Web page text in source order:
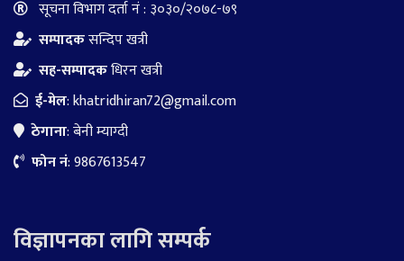
सूचना विभाग दर्ता नं : ३०३०/२०७८-७९
सम्पादकसन्दिप खत्री
सह-सम्पादकधिरन खत्री
ई-मेल:khatridhiran72@gmail.com
ठेगाना: बेनी म्याग्दी
फोन नं: 9867613547
विज्ञापनका लागि सम्पर्क